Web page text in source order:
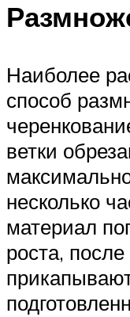
Наиболее
способ
ветки
несколько
материал
роста,